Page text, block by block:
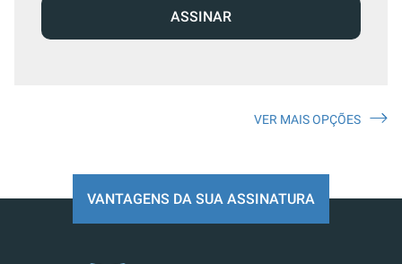
ASSINAR
VER MAIS OPÇÕES
VANTAGENS DA SUA ASSINATURA